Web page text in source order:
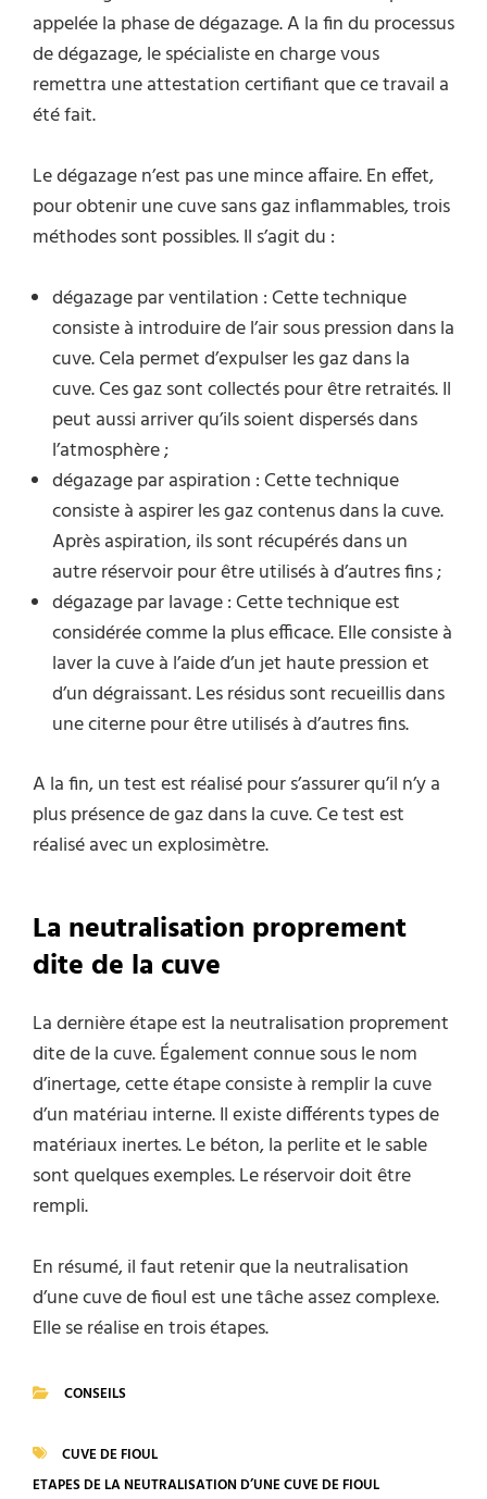
appelée la phase de dégazage. A la fin du processus
de dégazage, le spécialiste en charge vous
remettra une attestation certifiant que ce travail a
été fait.
Le dégazage n’est pas une mince affaire. En effet,
pour obtenir une cuve sans gaz inflammables, trois
méthodes sont possibles. Il s’agit du :
dégazage par ventilation : Cette technique
consiste à introduire de l’air sous pression dans la
cuve. Cela permet d’expulser les gaz dans la
cuve. Ces gaz sont collectés pour être retraités. Il
peut aussi arriver qu’ils soient dispersés dans
l’atmosphère ;
dégazage par aspiration : Cette technique
consiste à aspirer les gaz contenus dans la cuve.
Après aspiration, ils sont récupérés dans un
autre réservoir pour être utilisés à d’autres fins ;
dégazage par lavage : Cette technique est
considérée comme la plus efficace. Elle consiste à
laver la cuve à l’aide d’un jet haute pression et
d’un dégraissant. Les résidus sont recueillis dans
une citerne pour être utilisés à d’autres fins.
A la fin, un test est réalisé pour s’assurer qu’il n’y a
plus présence de gaz dans la cuve. Ce test est
réalisé avec un explosimètre.
La neutralisation proprement
dite de la cuve
La dernière étape est la neutralisation proprement
dite de la cuve. Également connue sous le nom
d’inertage, cette étape consiste à remplir la cuve
d’un matériau interne. Il existe différents types de
matériaux inertes. Le béton, la perlite et le sable
sont quelques exemples. Le réservoir doit être
rempli.
En résumé, il faut retenir que la neutralisation
d’une cuve de fioul est une tâche assez complexe.
Elle se réalise en trois étapes.
CONSEILS
TAGS
CUVE DE FIOUL
ETAPES DE LA NEUTRALISATION D’UNE CUVE DE FIOUL